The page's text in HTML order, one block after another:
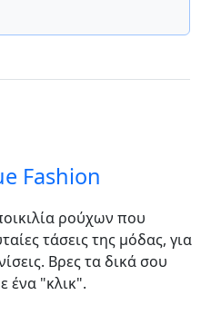
Fashion
ρούχων που
τάσεις της μόδας, για
Βρες τα δικά σου
ένα "κλικ".